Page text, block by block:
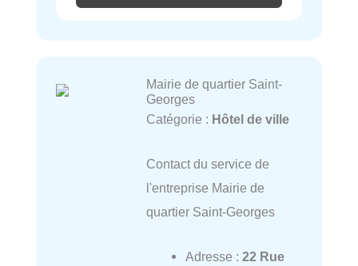
Mairie de quartier Saint-
Georges
Catégorie : Hôtel de ville
Contact du service de
l'entreprise Mairie de
quartier Saint-Georges
Adresse : 22 Rue